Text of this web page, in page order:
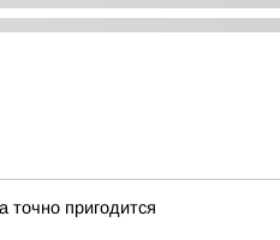
точно пригодится